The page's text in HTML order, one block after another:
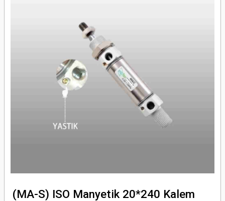
(MA-S) ISO Manyetik 20*240 Kalem